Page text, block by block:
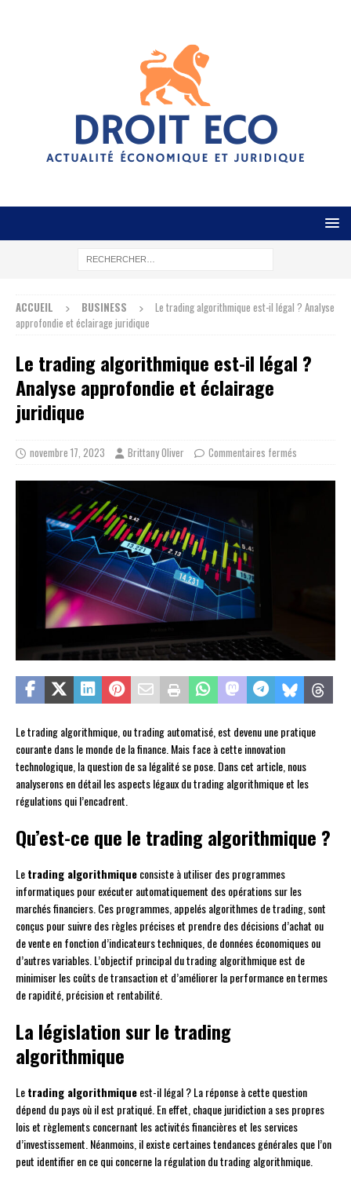
ACCUEIL BUSINESS
Le trading algorithmique est-il légal ? Analyse
approfondie et éclairage juridique
Le trading algorithmique est-il légal ?
Analyse approfondie et éclairage
juridique
novembre 17, 2023 Brittany Oliver Commentaires fermés
Le trading algorithmique, ou trading automatisé, est devenu une pratique
courante dans le monde de la finance. Mais face à cette innovation
technologique, la question de sa légalité se pose. Dans cet article, nous
analyserons en détail les aspects légaux du trading algorithmique et les
régulations qui l’encadrent.
Qu’est-ce que le trading algorithmique ?
Letrading algorithmiqueconsiste à utiliser des programmes
informatiques pour exécuter automatiquement des opérations sur les
marchés financiers. Ces programmes, appelés algorithmes de trading, sont
conçus pour suivre des règles précises et prendre des décisions d’achat ou
de vente en fonction d’indicateurs techniques, de données économiques ou
d’autres variables. L’objectif principal du trading algorithmique est de
minimiser les coûts de transaction et d’améliorer la performance en termes
de rapidité, précision et rentabilité.
La législation sur le trading
algorithmique
Letrading algorithmiqueest-il légal ? La réponse à cette question
dépend du pays où il est pratiqué. En effet, chaque juridiction a ses propres
lois et règlements concernant les activités financières et les services
d’investissement. Néanmoins, il existe certaines tendances générales que l’on
peut identifier en ce qui concerne la régulation du trading algorithmique.